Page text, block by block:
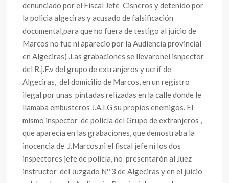
denunciado por el Fiscal Jefe Cisneros y detenido por
la policia algeciras y acusado de falsificación
documental,para que no fuera de testigo al juicio de
Marcos no fue ni aparecio por la Audiencia provincial
en Algeciras) .Las grabaciones se llevaronel isnpector
del R.j.F.v del grupo de extranjeros y ucrif de
Algeciras, del domicilio de Marcos, en un registro
ilegal por unas pintadas relizadas en la calle donde le
llamaba embusteros J.A.I.G su propios enemigos. El
mismo inspector de policía del Grupo de extranjeros ,
que aparecia en las grabaciones, que demostraba la
inocencia de J.Marcos,ni el fiscal jefe ni los dos
inspectores jefe de policía, no presentarón al Juez
instructor del Juzgado Nº 3 de Algeciras y en el juicio